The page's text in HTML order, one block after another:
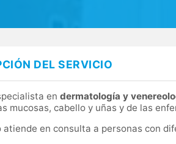
DEL SERVICIO
en dermatología y
mucosas, cabello y uñas y de las
atiende en consulta a personas con